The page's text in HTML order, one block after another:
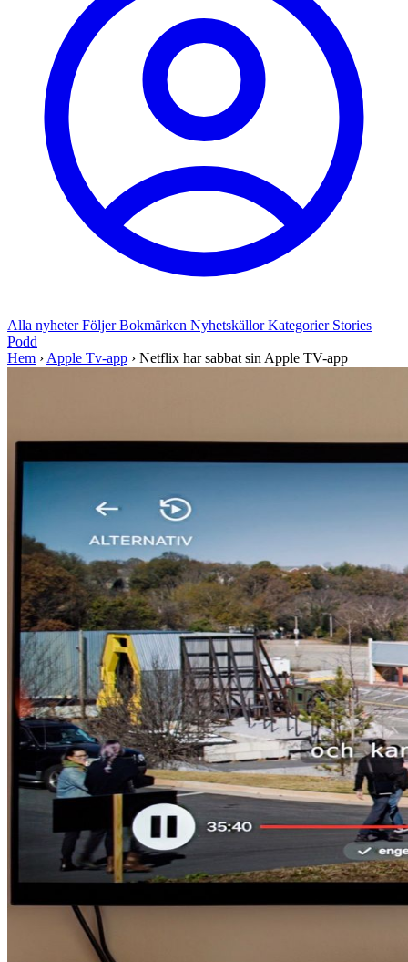
Alla nyheterFöljerBokmärken NyhetskällorKategorier Stories
Podd
Hem › Apple Tv-app › Netflix har sabbat sin Apple TV-app